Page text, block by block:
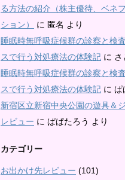
る方法の紹介（株主優待、ベネ
ション）
に 匿名 より
睡眠時無呼吸症候群の診察と検
スで行う対処療法の体験記 に さ
睡眠時無呼吸症候群の診察と検
スで行う対処療法の体験記 に ぱ
新宿区立新宿中央公園の遊具＆
レビュー に ぱぱたろう より
カテゴリー
お出かけ先レビュー (101)